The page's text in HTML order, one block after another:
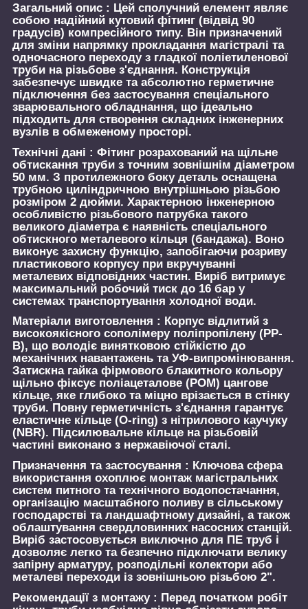
Загальний опис : Цей сполучний елемент являє
собою надійний кутовий фітинг (відвід 90
градусів) компресійного типу. Він призначений
для зміни напрямку прокладання магістралі та
одночасного переходу з гладкої поліетиленової
труби на різьбове з'єднання. Конструкція
забезпечує швидке та абсолютно герметичне
підключення без застосування спеціального
зварювального обладнання, що ідеально
підходить для створення складних інженерних
вузлів в обмеженому просторі.
Технічні дані : Фітинг розрахований на щільне
обтискання труби з точним зовнішнім діаметром
50 мм. З протилежного боку деталь оснащена
трубною циліндричною внутрішньою різьбою
розміром 2 дюйми. Характерною інженерною
особливістю різьбового патрубка такого
великого діаметра є наявність спеціального
обтискного металевого кільця (бандажа). Воно
виконує захисну функцію, запобігаючи розриву
пластикового корпусу при вкручуванні
металевих відповідних частин. Виріб витримує
максимальний робочий тиск до 16 бар у
системах транспортування холодної води.
Матеріали виготовлення : Корпус відлитий з
високоякісного сополімеру поліпропілену (PP-
B), що володіє винятковою стійкістю до
механічних навантажень та УФ-випромінювання.
Затискна гайка фірмового блакитного кольору
щільно фіксує поліацеталове (POM) цангове
кільце, яке глибоко та міцно врізається в стінку
труби. Повну герметичність з'єднання гарантує
еластичне кільце (O-ring) з нітрилового каучуку
(NBR). Підсилювальне кільце на різьбовій
частині виконано з нержавіючої сталі.
Призначення та застосування : Ключова сфера
використання охоплює монтаж магістральних
систем питного та технічного водопостачання,
організацію масштабного поливу в сільському
господарстві та ландшафтному дизайні, а також
облаштування свердловинних насосних станцій.
Виріб застосовується виключно для ПЕ труб і
дозволяє легко та безпечно підключати велику
запірну арматуру, розподільні колектори або
металеві переходи із зовнішньою різьбою 2".
Рекомендації з монтажу : Перед початком робіт